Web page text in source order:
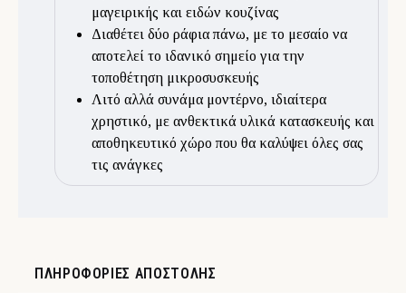
μαγειρικής και ειδών κουζίνας
Διαθέτει δύο ράφια πάνω, με το μεσαίο να
αποτελεί το ιδανικό σημείο για την
τοποθέτηση μικροσυσκευής
Λιτό αλλά συνάμα μοντέρνο, ιδιαίτερα
χρηστικό, με ανθεκτικά υλικά κατασκευής και
αποθηκευτικό χώρο που θα καλύψει όλες σας
τις ανάγκες
ΠΛΗΡΟΦΟΡΊΕΣ ΑΠΟΣΤΟΛΉΣ